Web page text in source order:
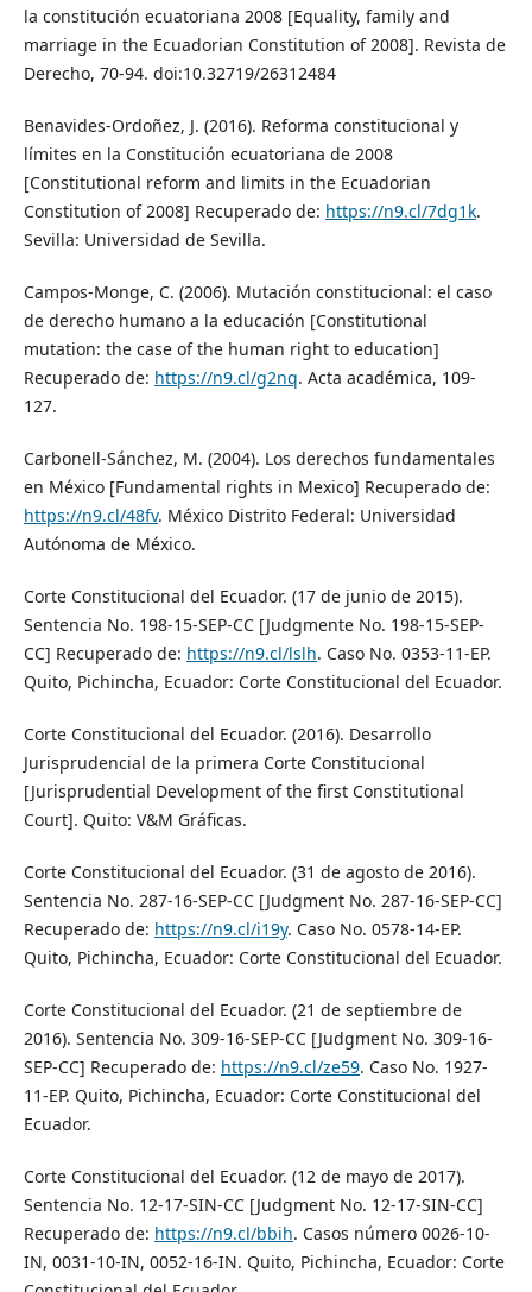
la constitución ecuatoriana 2008 [Equality, family and
marriage in the Ecuadorian Constitution of 2008]. Revista de
Derecho, 70-94. doi:10.32719/26312484
Benavides-Ordoñez, J. (2016). Reforma constitucional y
límites en la Constitución ecuatoriana de 2008
[Constitutional reform and limits in the Ecuadorian
Constitution of 2008] Recuperado de: https://n9.cl/7dg1k.
Sevilla: Universidad de Sevilla.
Campos-Monge, C. (2006). Mutación constitucional: el caso
de derecho humano a la educación [Constitutional
mutation: the case of the human right to education]
Recuperado de: https://n9.cl/g2nq. Acta académica, 109-
127.
Carbonell-Sánchez, M. (2004). Los derechos fundamentales
en México [Fundamental rights in Mexico] Recuperado de:
https://n9.cl/48fv. México Distrito Federal: Universidad
Autónoma de México.
Corte Constitucional del Ecuador. (17 de junio de 2015).
Sentencia No. 198-15-SEP-CC [Judgmente No. 198-15-SEP-
CC] Recuperado de: https://n9.cl/lslh. Caso No. 0353-11-EP.
Quito, Pichincha, Ecuador: Corte Constitucional del Ecuador.
Corte Constitucional del Ecuador. (2016). Desarrollo
Jurisprudencial de la primera Corte Constitucional
[Jurisprudential Development of the first Constitutional
Court]. Quito: V&M Gráficas.
Corte Constitucional del Ecuador. (31 de agosto de 2016).
Sentencia No. 287-16-SEP-CC [Judgment No. 287-16-SEP-CC]
Recuperado de: https://n9.cl/i19y. Caso No. 0578-14-EP.
Quito, Pichincha, Ecuador: Corte Constitucional del Ecuador.
Corte Constitucional del Ecuador. (21 de septiembre de
2016). Sentencia No. 309-16-SEP-CC [Judgment No. 309-16-
SEP-CC] Recuperado de: https://n9.cl/ze59. Caso No. 1927-
11-EP. Quito, Pichincha, Ecuador: Corte Constitucional del
Ecuador.
Corte Constitucional del Ecuador. (12 de mayo de 2017).
Sentencia No. 12-17-SIN-CC [Judgment No. 12-17-SIN-CC]
Recuperado de: https://n9.cl/bbih. Casos número 0026-10-
IN, 0031-10-IN, 0052-16-IN. Quito, Pichincha, Ecuador: Corte